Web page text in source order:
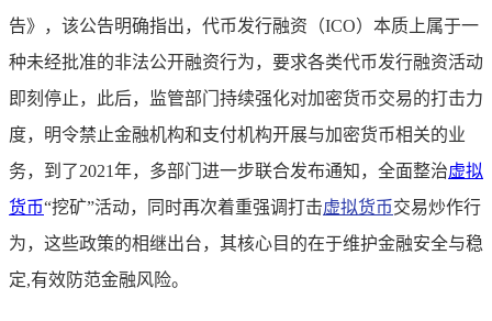
告》，该公告明确指出，代币发行融资（ICO）本质上属于一
种未经批准的非法公开融资行为，要求各类代币发行融资活动
即刻停止，此后，监管部门持续强化对加密货币交易的打击力
度，明令禁止金融机构和支付机构开展与加密货币相关的业
务，到了2021年，多部门进一步联合发布通知，全面整治虚拟
货币“挖矿”活动，同时再次着重强调打击虚拟货币交易炒作行
为，这些政策的相继出台，其核心目的在于维护金融安全与稳
定,有效防范金融风险。